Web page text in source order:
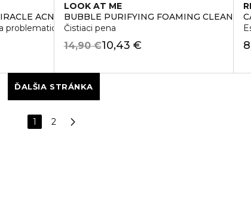
ACNE CLEAR BODY CLEANSER
problematickú pokožku
LOOK AT ME
BUBBLE PURIFYING FOAMING
Čistiaci pena
10,43 €
14,90 €
ĎALŠIA STRÁNKA
1 2